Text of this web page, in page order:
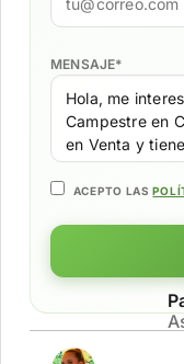
MENSAJE*
ACEPTO LAS